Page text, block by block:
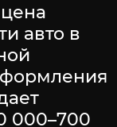
авто в
000–700